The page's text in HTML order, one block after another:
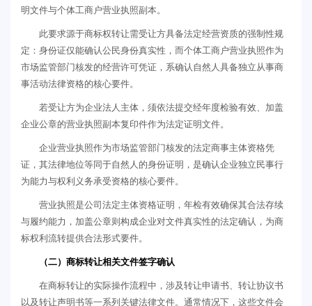
明文件与个体工商户营业执照副本。
此要求源于商标权转让需受让方具备法定经营资质的强制性规
定：身份证仅能确认公民身份真实性，而个体工商户营业执照作为
市场监管部门核发的经营许可凭证，系确认自然人具备独立从事商
事活动法律资格的核心要件。
若受让方为企业法人主体，须依法提交经年度检验有效、加盖
企业公章的营业执照副本复印件作为法定证明文件。
企业营业执照作为市场监管部门核发的法定商事主体资格凭
证，其法律地位等同于自然人的身份证明，是确认企业独立民事行
为能力与权利义务承受资格的核心要件。
营业执照是公司法定主体资格证明，年检有效确保其合法存续
与履约能力，加盖公章则构成企业对文件真实性的法定确认，为商
标权利流转提供合法形式要件。
（二）商标转让相关文件签字确认
在商标转让的实际操作流程中，涉及转让申请书、转让协议书
以及转让声明书等一系列关键法律文件。通常情况下，这些文件会